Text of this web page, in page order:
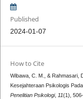
Published
2024-01-07
How to Cite
Wibawa, C. M., & Rahmasari,
Kesejahteraan Psikologis
Penelitian Psikologi, 11(1),